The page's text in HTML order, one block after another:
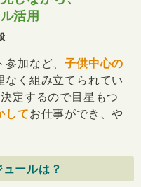
活用
参加など、子供中心の
なく組み立てられてい
定するので目星もつ
してお仕事ができ、や
ールは？